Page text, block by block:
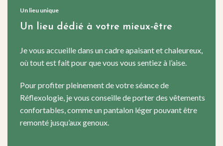
Un lieu unique
Un lieu dédié à votre mieux-être
Je vous accueille dans un cadre apaisant et chaleureux,
où tout est fait pour que vous vous sentiez à l’aise.
Pour profiter pleinement de votre séance de
Réflexologie, je vous conseille de porter des vêtements
confortables, comme un pantalon léger pouvant être
remonté jusqu’aux genoux.